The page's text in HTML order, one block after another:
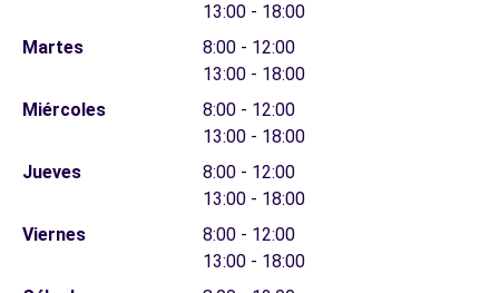
13:00 - 18:00
Martes
8:00 - 12:00
13:00 - 18:00
Miércoles
8:00 - 12:00
13:00 - 18:00
Jueves
8:00 - 12:00
13:00 - 18:00
Viernes
8:00 - 12:00
13:00 - 18:00